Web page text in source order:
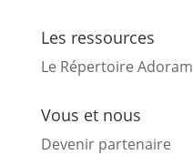
Les ressources
Le Répertoire Adoram
Vous et nous
Devenir partenaire